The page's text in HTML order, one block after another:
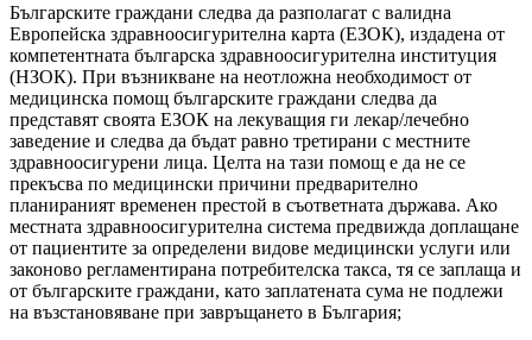
Българските граждани следва да разполагат с валидна
Европейска здравноосигурителна карта (ЕЗОК), издадена от
компетентната българска здравноосигурителна институция
(НЗОК). При възникване на неотложна необходимост от
медицинска помощ българските граждани следва да
представят своята ЕЗОК на лекуващия ги лекар/лечебно
заведение и следва да бъдат равно третирани с местните
здравноосигурени лица. Целта на тази помощ е да не се
прекъсва по медицински причини предварително
планираният временен престой в съответната държава. Ако
местната здравноосигурителна система предвижда доплащане
от пациентите за определени видове медицински услуги или
законово регламентирана потребителска такса, тя се заплаща и
от българските граждани, като заплатената сума не подлежи
на възстановяване при завръщането в България;